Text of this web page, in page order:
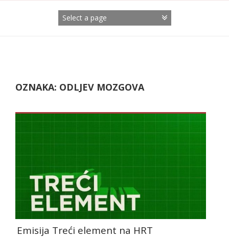
OZNAKA: ODLJEV MOZGOVA
Emisija Treći element na HRT